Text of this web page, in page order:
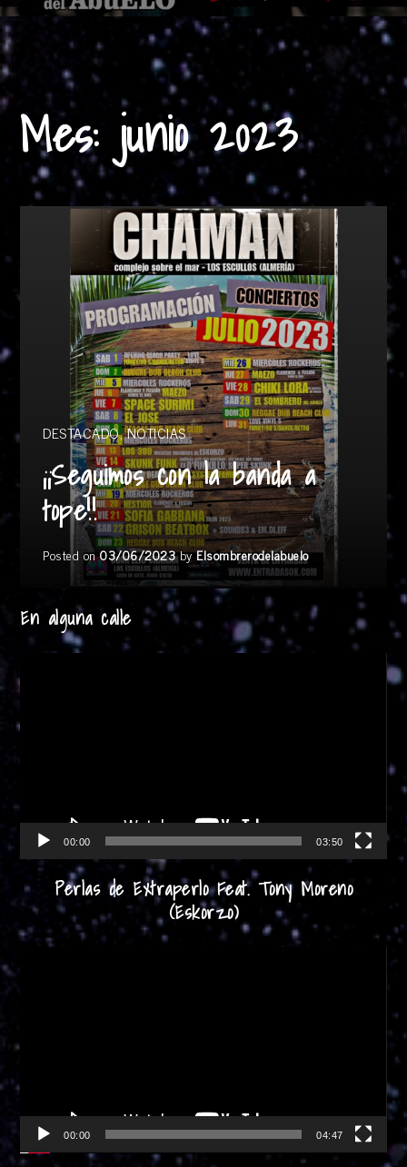
Mes: junio 2023
DESTACADO,NOTICIAS
¡¡Seguimos con la banda a
tope!!
Posted on03/06/2023byElsombrerodelabuelo
En alguna calle
de
00:00 03:50
Perlas de Extraperlo Feat. Tony Moreno
(Eskorzo)
00:00 04:47